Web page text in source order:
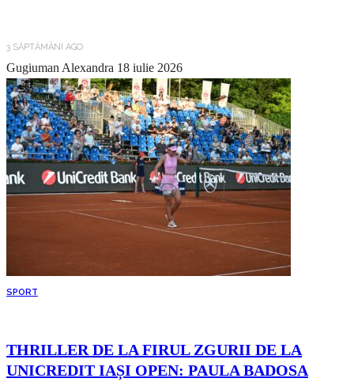
3 SĂPTĂMÂNI AGO
Gugiuman Alexandra 18 iulie 2026
SPORT
THRILLER DE LA FIRUL ZGURII DE LA
UNICREDIT IAȘI OPEN: PAULA BADOSA